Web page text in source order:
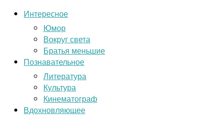
Интересное
Юмор
Вокруг света
Братья меньшие
Познавательное
Литература
Культура
Кинематограф
Вдохновляющее